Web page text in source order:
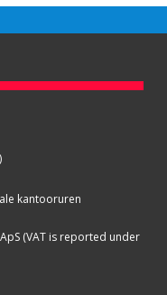
kantooruren
(VAT is reported under